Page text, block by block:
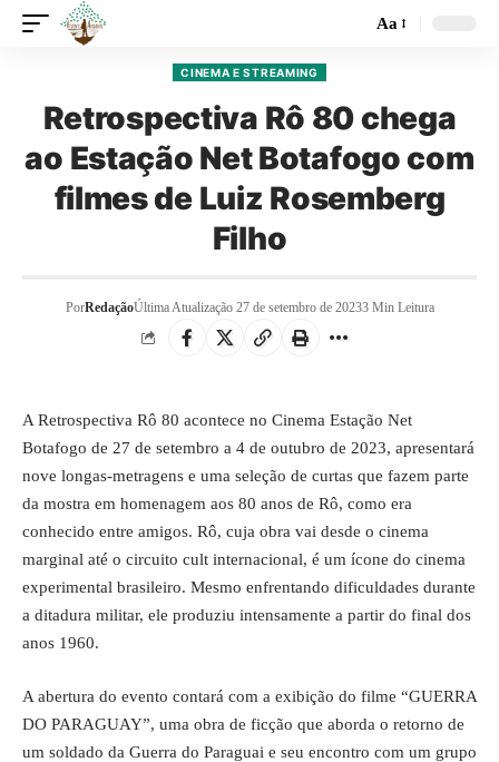
Aa
CINEMA E STREAMING
Retrospectiva Rô 80 chega
ao Estação Net Botafogo com
filmes de Luiz Rosemberg
Filho
PorRedaçãoÚltima Atualização 27 de setembro de 20233 Min Leitura
A Retrospectiva Rô 80 acontece no Cinema Estação Net
Botafogo de 27 de setembro a 4 de outubro de 2023, apresentará
nove longas-metragens e uma seleção de curtas que fazem parte
da mostra em homenagem aos 80 anos de Rô, como era
conhecido entre amigos. Rô, cuja obra vai desde o cinema
marginal até o circuito cult internacional, é um ícone do cinema
experimental brasileiro. Mesmo enfrentando dificuldades durante
a ditadura militar, ele produziu intensamente a partir do final dos
anos 1960.
A abertura do evento contará com a exibição do filme “GUERRA
DO PARAGUAY”, uma obra de ficção que aborda o retorno de
um soldado da Guerra do Paraguai e seu encontro com um grupo